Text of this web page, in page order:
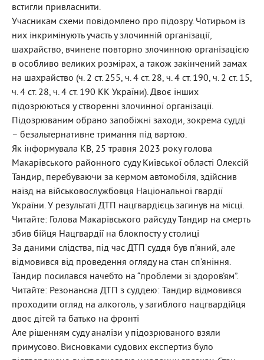
встигли привласнити.
Учасникам схеми повідомлено про підозру. Чотирьом із
них інкримінують участь у злочинній організації,
шахрайство, вчинене повторно злочинною організацією
в особливо великих розмірах, а також закінчений замах
на шахрайство (ч. 2 ст. 255, ч. 4 ст. 28, ч. 4 ст. 190, ч. 2 ст. 15,
ч. 4 ст. 28, ч. 4 ст. 190 КК України). Двоє інших
підозрюються у створенні злочинної організації.
Підозрюваним обрано запобіжні заходи, зокрема судді
– безальтернативне тримання під вартою.
Як інформувала КВ, 25 травня 2023 року голова
Макарівського районного суду Київської області Олексій
Тандир, перебуваючи за кермом автомобіля, здійснив
наїзд на військовослужбовця Національної гвардії
України. У результаті ДТП нацгвардієць загинув на місці.
Читайте: Голова Макарівського райсуду Тандир на смерть
збив бійця Нацгвардії на блокпосту у столиці
За даними слідства, під час ДТП суддя був п’яний, але
відмовився від проведення огляду на стан сп’яніння.
Тандир посилався начебто на “проблеми зі здоров’ям”.
Читайте: Резонансна ДТП з суддею: Тандир відмовився
проходити огляд на алкоголь, у загиблого нацгвардійця
двоє дітей та батько на фронті
Але рішенням суду аналізи у підозрюваного взяли
примусово. Висновками судових експертиз було